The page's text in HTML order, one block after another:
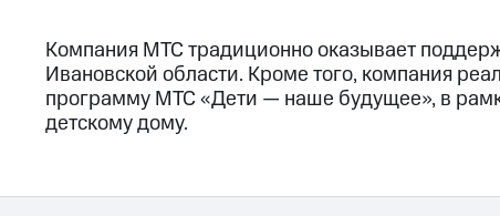
Компания МТС традиционно оказывает
Ивановской области. Кроме того, компания
программу МТС «Дети — наше будущее», в
детскому дому.